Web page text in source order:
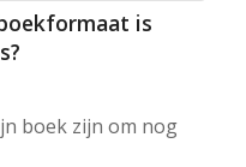
is
boek zijn om nog